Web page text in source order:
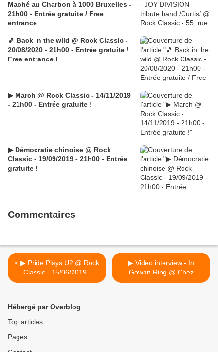
Maché au Charbon à 1000 Bruxelles -
21h00 - Entrée gratuite / Free
entrance
🎵 Back in the wild @ Rock Classic -
20/08/2020 - 21h00 - Entrée gratuite /
Free entrance !
▶ March @ Rock Classic - 14/11/2019
- 21h00 - Entrée gratuite !
▶ Démocratie chinoise @ Rock
Classic - 19/09/2019 - 21h00 - Entrée
gratuite !
Commentaires
< ▶ Pride Plays U2 @ Rock
Classic - 15/06/2019 -
21h00 - Entrée gratuite /
▶ Video interview - In
Gowan Ring @ Chez
Kaufmann (Soirées Cerises
Hébergé par Overblog
Top articles
Pages